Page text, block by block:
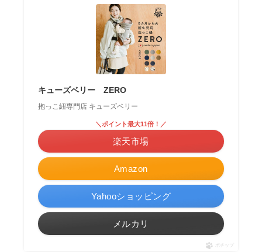
キューズベリー ZERO
抱っこ紐専門店 キューズベリー
Amazon
＼ポイント最大11倍！／
楽天市場
Yahooショッピング
メルカリ
ポチップ